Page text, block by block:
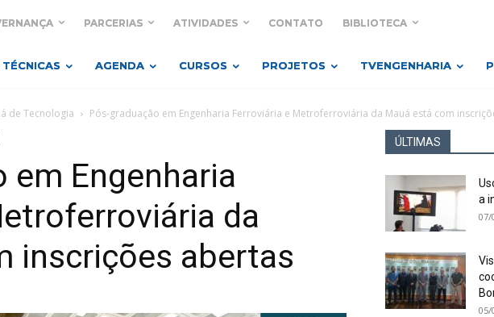
PARCERIAS ATIVIDADES CONTATO BIBLIOTECA
AGENDA CURSOS PROJETOS TVENGENHARIA
de Tecnologia Pós-graduação em Engenharia Ferroviária e Metroferroviária da Mauá está com
em Engenharia
da
inscrições abertas
ÚLTIMAS
a
07/
05/